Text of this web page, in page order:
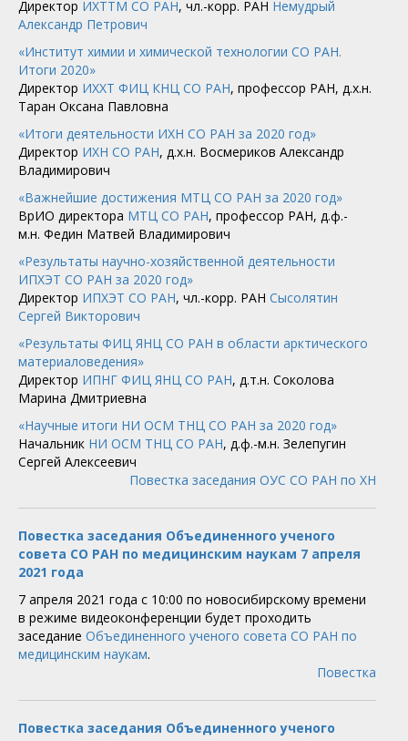
Директор ИХТТМ СО РАН, чл.-корр. РАН Немудрый
Александр Петрович
«Институт химии и химической технологии СО РАН.
Итоги 2020»
Директор ИХХТ ФИЦ КНЦ СО РАН, профессор РАН, д.х.н.
Таран Оксана Павловна
«Итоги деятельности ИХН СО РАН за 2020 год»
Директор ИХН СО РАН, д.х.н. Восмериков Александр
Владимирович
«Важнейшие достижения МТЦ СО РАН за 2020 год»
ВрИО директора МТЦ СО РАН, профессор РАН, д.ф.-
м.н. Федин Матвей Владимирович
«Результаты научно-хозяйственной деятельности
ИПХЭТ СО РАН за 2020 год»
Директор ИПХЭТ СО РАН, чл.-корр. РАН Сысолятин
Сергей Викторович
«Результаты ФИЦ ЯНЦ СО РАН в области арктического
материаловедения»
Директор ИПНГ ФИЦ ЯНЦ СО РАН, д.т.н. Соколова
Марина Дмитриевна
«Научные итоги НИ ОСМ ТНЦ СО РАН за 2020 год»
Начальник НИ ОСМ ТНЦ СО РАН, д.ф.-м.н. Зелепугин
Сергей Алексеевич
Повестка заседания ОУС СО РАН по ХН
Повестка заседания Объединенного ученого
совета СО РАН по медицинским наукам 7 апреля
2021 года
7 апреля 2021 года с 10:00 по новосибирскому времени
в режиме видеоконференции будет проходить
заседание Объединенного ученого совета СО РАН по
медицинским наукам.
Повестка
Повестка заседания Объединенного ученого